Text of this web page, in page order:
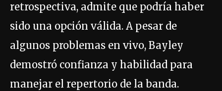
retrospectiva, admite que podría haber
sido una opción válida. A pesar de
algunos problemas en vivo, Bayley
demostró confianza y habilidad para
manejar el repertorio de la banda.